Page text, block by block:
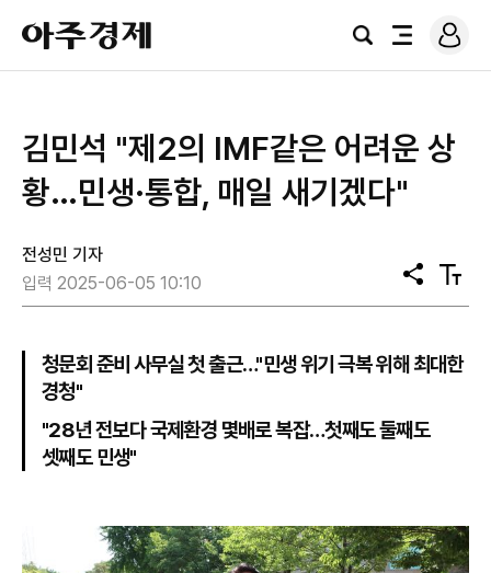
아
주
경
검
전
로
그
김민석 "제2의 IMF같은 어려운 상
황…민생·통합, 매일 새기겠다"
전성민 기자
입력 2025-06-05 10:10
공
유
텍
스
기
청문회 준비 사무실 첫 출근…"민생 위기 극복 위해 최대한
경청"
"28년 전보다 국제환경 몇배로 복잡…첫째도 둘째도
셋째도 민생"